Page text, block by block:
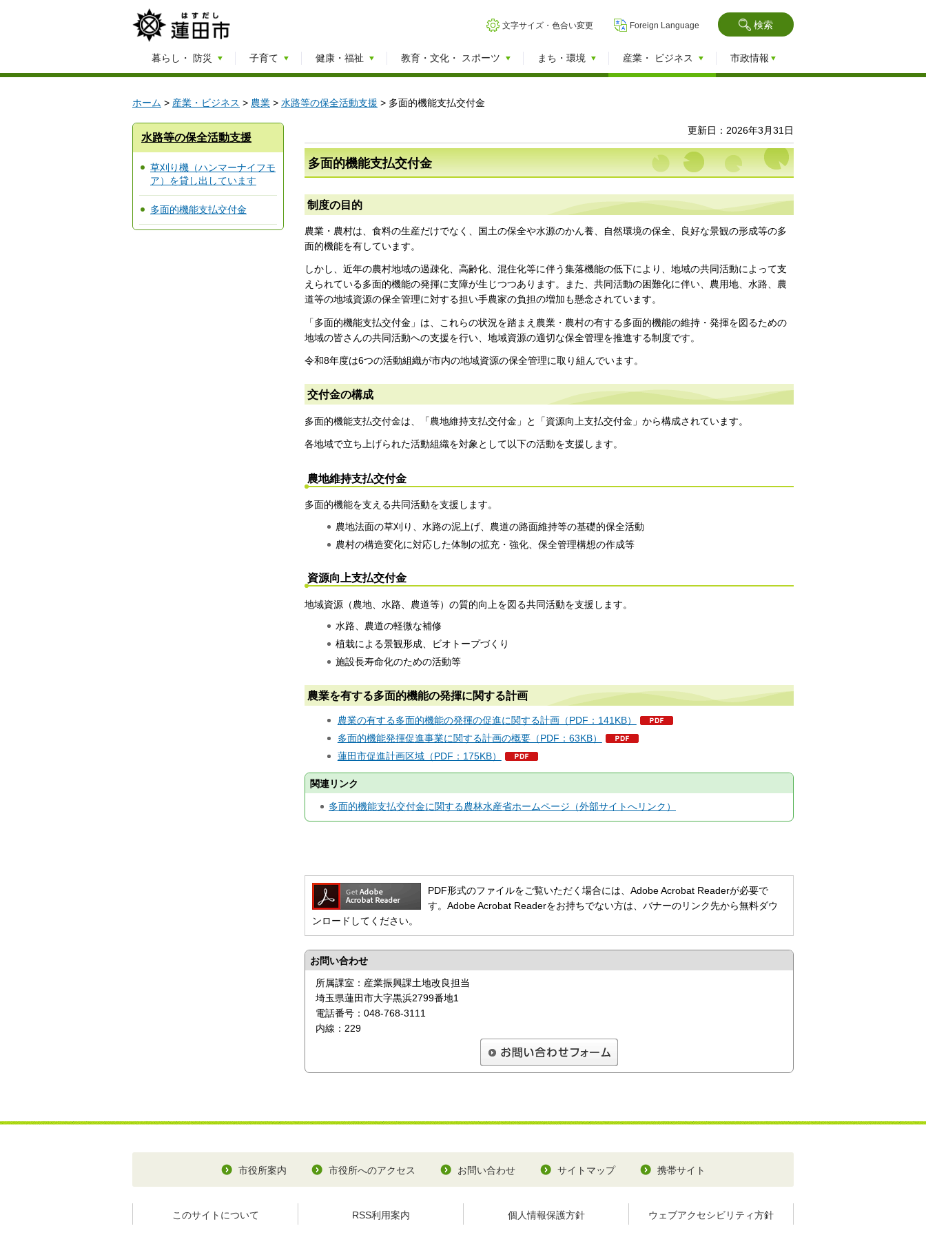
文字サイズ・色合い変更 Foreign Language 検索
暮らし・ 防災 子育て 健康・福祉 教育・文化・ スポーツ まち・環境 産業・ ビジネス 市政情報
ホーム > 産業・ビジネス > 農業 > 水路等の保全活動支援 > 多面的機能支払交付金
水路等の保全活動支援
草刈り機（ハンマーナイフモ
ア）を貸し出しています
多面的機能支払交付金
更新日：2026年3月31日
多面的機能支払交付金
制度の目的
農業・農村は、食料の生産だけでなく、国土の保全や水源のかん養、自然環境の保全、良好な景観の形成等の多
面的機能を有しています。
しかし、近年の農村地域の過疎化、高齢化、混住化等に伴う集落機能の低下により、地域の共同活動によって支
えられている多面的機能の発揮に支障が生じつつあります。また、共同活動の困難化に伴い、農用地、水路、農
道等の地域資源の保全管理に対する担い手農家の負担の増加も懸念されています。
「多面的機能支払交付金」は、これらの状況を踏まえ農業・農村の有する多面的機能の維持・発揮を図るための
地域の皆さんの共同活動への支援を行い、地域資源の適切な保全管理を推進する制度です。
令和8年度は6つの活動組織が市内の地域資源の保全管理に取り組んでいます。
交付金の構成
多面的機能支払交付金は、「農地維持支払交付金」と「資源向上支払交付金」から構成されています。
各地域で立ち上げられた活動組織を対象として以下の活動を支援します。
農地維持支払交付金
多面的機能を支える共同活動を支援します。
農地法面の草刈り、水路の泥上げ、農道の路面維持等の基礎的保全活動
農村の構造変化に対応した体制の拡充・強化、保全管理構想の作成等
資源向上支払交付金
地域資源（農地、水路、農道等）の質的向上を図る共同活動を支援します。
水路、農道の軽微な補修
植栽による景観形成、ビオトープづくり
施設長寿命化のための活動等
農業を有する多面的機能の発揮に関する計画
農業の有する多面的機能の発揮の促進に関する計画（PDF：141KB）
多面的機能発揮促進事業に関する計画の概要（PDF：63KB）
蓮田市促進計画区域（PDF：175KB）
関連リンク
多面的機能支払交付金に関する農林水産省ホームページ（外部サイトへリンク）
PDF形式のファイルをご覧いただく場合には、Adobe Acrobat Readerが必要で
す。Adobe Acrobat Readerをお持ちでない方は、バナーのリンク先から無料ダウ
ンロードしてください。
お問い合わせ
所属課室：産業振興課土地改良担当
埼玉県蓮田市大字黒浜2799番地1
電話番号：048-768-3111
内線：229
市役所案内 市役所へのアクセス お問い合わせ サイトマップ 携帯サイト
このサイトについて RSS利用案内 個人情報保護方針 ウェブアクセシビリティ方針